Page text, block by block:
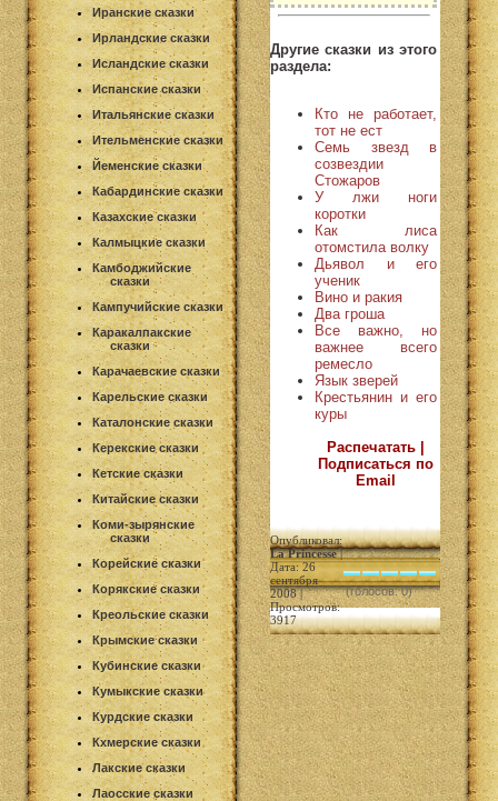
Иранские сказки
Ирландские сказки
Исландские сказки
Испанские сказки
Итальянские сказки
Ительменские сказки
Йеменские сказки
Кабардинские сказки
Казахские сказки
Калмыцкие сказки
Камбоджийские
сказки
Кампучийские сказки
Каракалпакские
сказки
Карачаевские сказки
Карельские сказки
Каталонские сказки
Керекские сказки
Кетские сказки
Китайские сказки
Коми-зырянские
сказки
Корейские сказки
Корякские сказки
Креольские сказки
Крымские сказки
Кубинские сказки
Кумыкские сказки
Курдские сказки
Кхмерские сказки
Лакские сказки
Лаосские сказки
Другие сказки из этого
раздела:
Кто не работает,
тот не ест
Семь звезд в
созвездии
Стожаров
У лжи ноги
коротки
Как лиса
отомстила волку
Дьявол и его
ученик
Вино и ракия
Два гроша
Все важно, но
важнее всего
ремесло
Язык зверей
Крестьянин и его
куры
Распечатать |
Подписаться по
Email
Опубликовал:
La Princesse|
Дата: 26
сентября
2008 |
Просмотров:
3917
(голосов: 0)